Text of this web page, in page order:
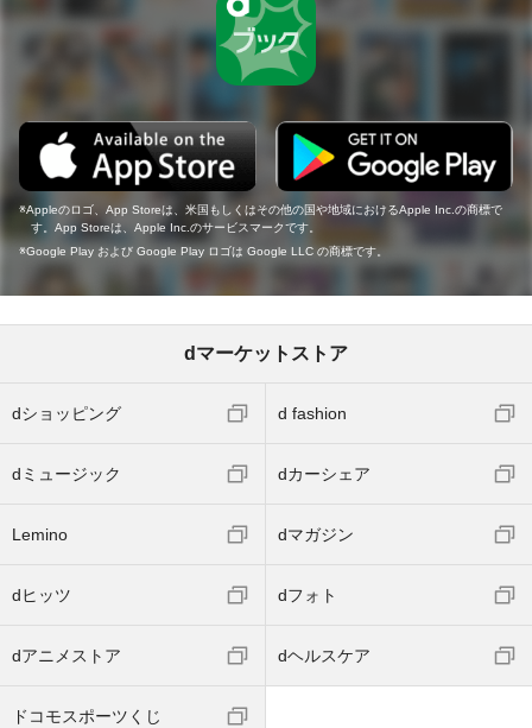
Appleのロゴ、App Storeは、米国もしくはその他の国や地域におけるApple Inc.の商標で
す。App Storeは、Apple Inc.のサービスマークです。
Google Play および Google Play ロゴは Google LLC の商標です。
dマーケットストア
dショッピング d fashion
dミュージック dカーシェア
Lemino dマガジン
dヒッツ dフォト
dアニメストア dヘルスケア
ドコモスポーツくじ